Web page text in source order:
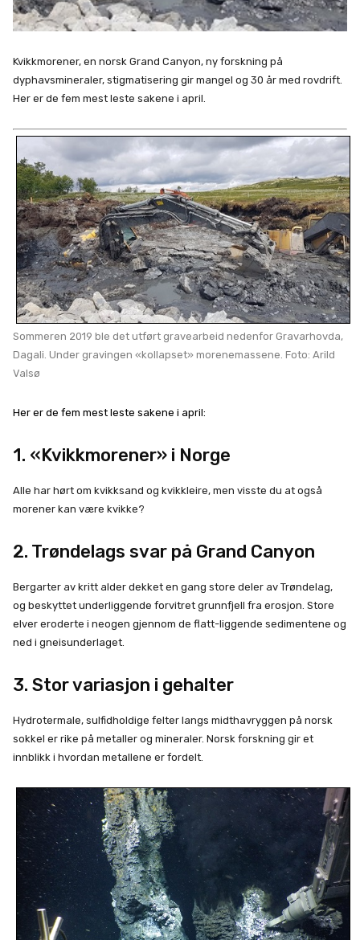
Kvikkmorener, en norsk Grand Canyon, ny forskning på
dyphavsmineraler, stigmatisering gir mangel og 30 år med rovdrift.
Her er de fem mest leste sakene i april.
Sommeren 2019 ble det utført gravearbeid nedenfor Gravarhovda,
Dagali. Under gravingen «kollapset» morenemassene. Foto: Arild
Valsø
Her er de fem mest leste sakene i april:
1. «Kvikkmorener» i Norge
Alle har hørt om kvikksand og kvikkleire, men visste du at også
morener kan være kvikke?
2. Trøndelags svar på Grand Canyon
Bergarter av kritt alder dekket en gang store deler av Trøndelag,
og beskyttet underliggende forvitret grunnfjell fra erosjon. Store
elver eroderte i neogen gjennom de flatt-liggende sedimentene og
ned i gneisunderlaget.
3. Stor variasjon i gehalter
Hydrotermale, sulfidholdige felter langs midthavryggen på norsk
sokkel er rike på metaller og mineraler. Norsk forskning gir et
innblikk i hvordan metallene er fordelt.